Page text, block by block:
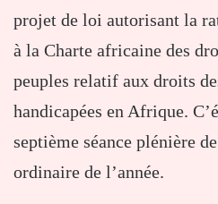
projet de loi autorisant la
à la Charte africaine des
peuples relatif aux droits
handicapées en Afrique.
septième séance plénière
ordinaire de l’année.